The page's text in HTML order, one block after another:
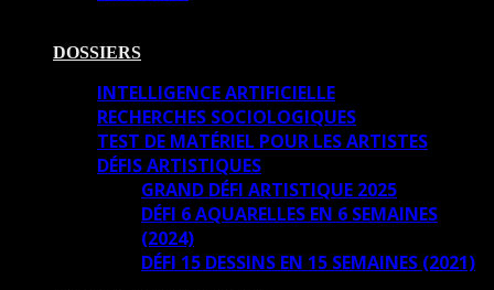
DOSSIERS
INTELLIGENCE ARTIFICIELLE
RECHERCHES SOCIOLOGIQUES
TEST DE MATÉRIEL POUR LES ARTISTES
DÉFIS ARTISTIQUES
GRAND DÉFI ARTISTIQUE 2025
DÉFI 6 AQUARELLES EN 6 SEMAINES
(2024)
DÉFI 15 DESSINS EN 15 SEMAINES (2021)